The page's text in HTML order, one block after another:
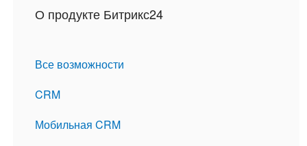
О продукте Битрикс24
Все возможности
CRM
Мобильная CRM